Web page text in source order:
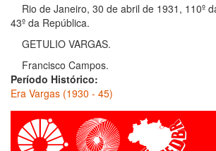
Rio de Janeiro, 30 de abril de 1931, 110º
43º da República.
GETULIO VARGAS.
Francisco Campos.
Período Histórico:
Era Vargas (1930 - 45)